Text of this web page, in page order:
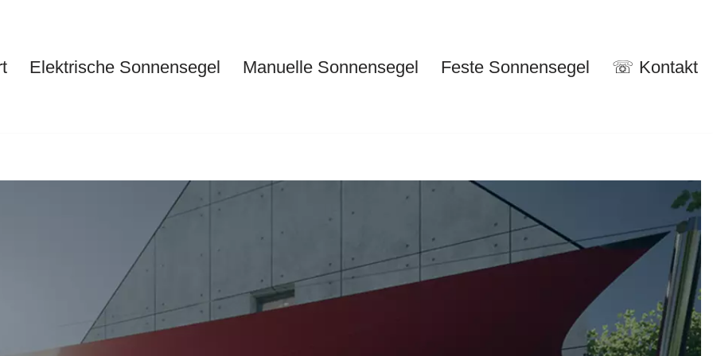
Elektrische Sonnensegel Manuelle Sonnensegel Feste Sonnensegel ☏ Kontakt